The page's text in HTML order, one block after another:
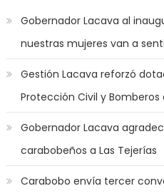
the
mood
to
play
jerk
off
game
with
you
Gobernador Lacava al
nuestras mujeres van a
Gestión Lacava reforzó
Protección Civil y Bomberos
Gobernador Lacava
carabobeños a Las Tejerías
Carabobo envía tercer